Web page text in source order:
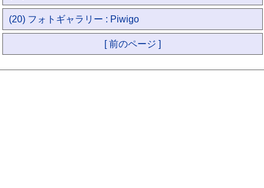
(20) フォトギャラリー : Piwigo
[ 前のページ ]